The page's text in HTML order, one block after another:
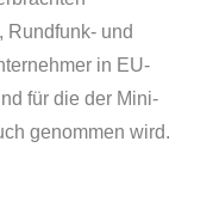
Rundfunk- und
in EU-
für die der Mini-
genommen wird.